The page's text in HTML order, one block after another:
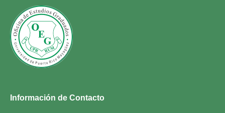
Información de Contacto